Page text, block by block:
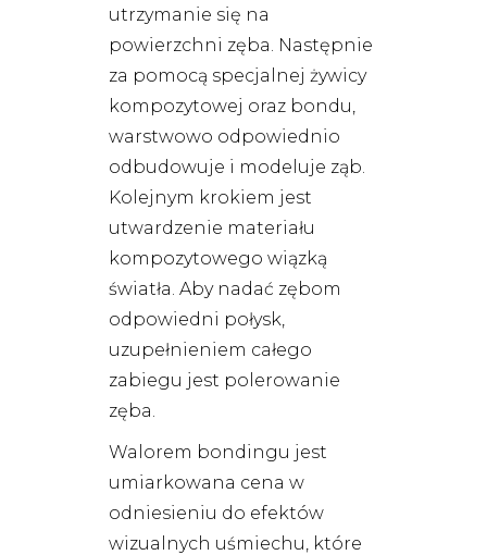
utrzymanie się na
powierzchni zęba. Następnie
za pomocą specjalnej żywicy
kompozytowej oraz bondu,
warstwowo odpowiednio
odbudowuje i modeluje ząb.
Kolejnym krokiem jest
utwardzenie materiału
kompozytowego wiązką
światła. Aby nadać zębom
odpowiedni połysk,
uzupełnieniem całego
zabiegu jest polerowanie
zęba.
Walorem bondingu jest
umiarkowana cena w
odniesieniu do efektów
wizualnych uśmiechu, które